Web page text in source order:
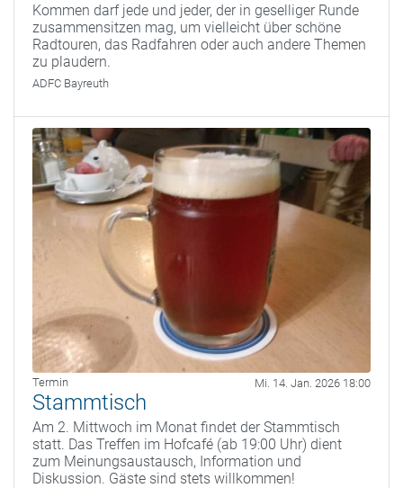
Kommen darf jede und jeder, der in geselliger Runde
zusammensitzen mag, um vielleicht über schöne
Radtouren, das Radfahren oder auch andere Themen
zu plaudern.
ADFC Bayreuth
Termin Mi. 14. Jan. 2026 18:00
Stammtisch
Am 2. Mittwoch im Monat findet der Stammtisch
statt. Das Treffen im Hofcafé (ab 19:00 Uhr) dient
zum Meinungsaustausch, Information und
Diskussion. Gäste sind stets willkommen!